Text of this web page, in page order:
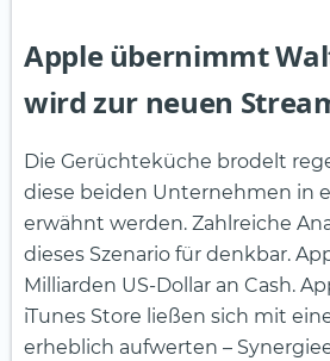
Apple übernimmt
wird zur neuen
Die Gerüchteküche brodelt
diese beiden Unternehmen in
erwähnt werden. Zahlreiche
dieses Szenario für denkbar.
Milliarden US-Dollar an Cash.
iTunes Store ließen sich mit
erheblich aufwerten –